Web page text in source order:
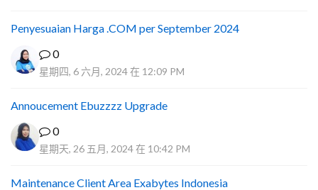
Penyesuaian Harga .COM per September 2024
0
星期四, 6 六月, 2024 在 12:09 PM
Annoucement Ebuzzzz Upgrade
0
星期天, 26 五月, 2024 在 10:42 PM
Maintenance Client Area Exabytes Indonesia